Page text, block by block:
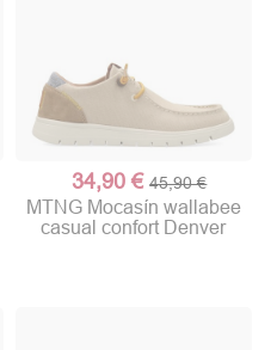
34,90 € 45,90 €
MTNG Mocasín wallabee
casual confort Denver